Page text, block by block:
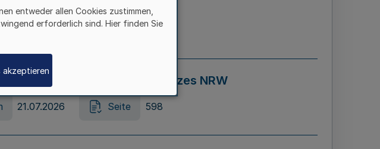
– LADG NRW)
21.07.2026 Seite 595
des Online-Casinospiel Gesetzes NRW
21.07.2026 Seite 598
entweder allen Cookies zustimmen,
erforderlich sind. Hier finden Sie
akzeptieren